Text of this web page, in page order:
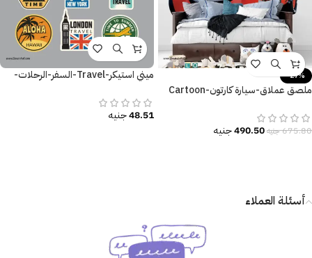
-27%
ملصق عملاق-سيارة كارتون-Cartoon
675.80جنيه490.50جنيه
ميني استيكر-Travel-السفر-الرحلات-
48.51جنيه
أسئلة العملاء